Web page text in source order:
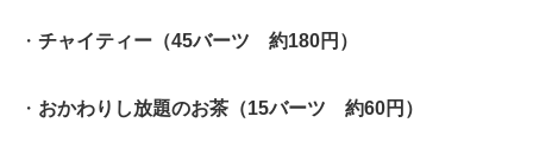
・ チャイティー（45バーツ 約180円）
・ おかわりし放題のお茶（15バーツ 約60円）